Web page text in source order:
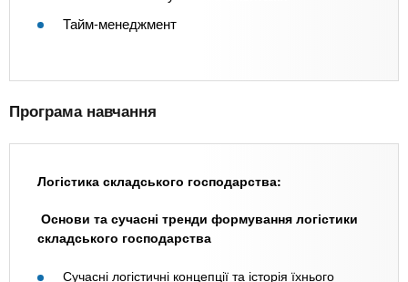
Тайм-менеджмент
Програма навчання
Логістика складського господарства:
Основи та сучасні тренди формування логістики
складського господарства
Сучасні логістичні концепції та історія їхнього